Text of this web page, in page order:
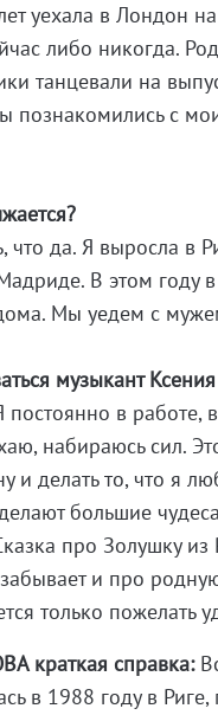
уехала в Лондон
либо никогда.
танцевали на
познакомились с
что да. Я выросла в
В этом году
Мы уедем с
музыкант
постоянно в работе,
набираюсь сил.
и делать то, что я
большие
про Золушку
забывает и про
только пожелать
краткая справка:
в 1988 году в